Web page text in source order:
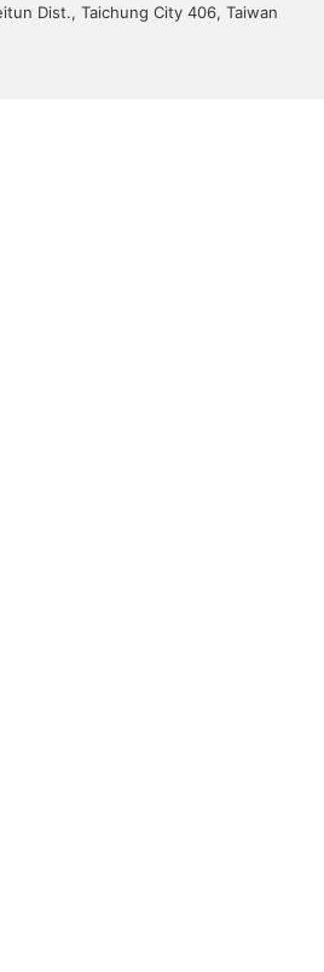
Dist., Taichung City 406, Taiwan